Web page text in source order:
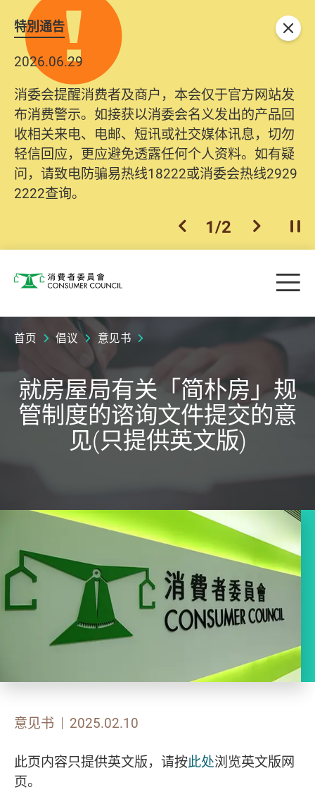
特別通告
2026.06.29
消委会提醒消费者及商户，本会仅于官方网站发
布消费警示。如接获以消委会名义发出的产品回
收相关来电、电邮、短讯或社交媒体讯息，切勿
轻信回应，更应避免透露任何个人资料。如有疑
问，请致电防骗易热线18222或消委会热线2929
2222查询。
上一个
1/2 下一个开
关闭
消费者委员会 目
首页 倡议 意见书
就房屋局有关「简朴房」规
管制度的谘询文件提交的意
见(只提供英文版)
意见书 2025.02.10
此页内容只提供英文版，请按此处浏览英文版网
页。